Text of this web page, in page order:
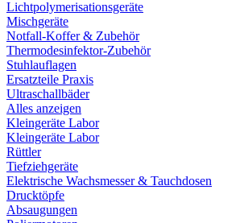
Lichtpolymerisationsgeräte
Mischgeräte
Notfall-Koffer & Zubehör
Thermodesinfektor-Zubehör
Stuhlauflagen
Ersatzteile Praxis
Ultraschallbäder
Alles anzeigen
Kleingeräte Labor
Kleingeräte Labor
Rüttler
Tiefziehgeräte
Elektrische Wachsmesser & Tauchdosen
Drucktöpfe
Absaugungen